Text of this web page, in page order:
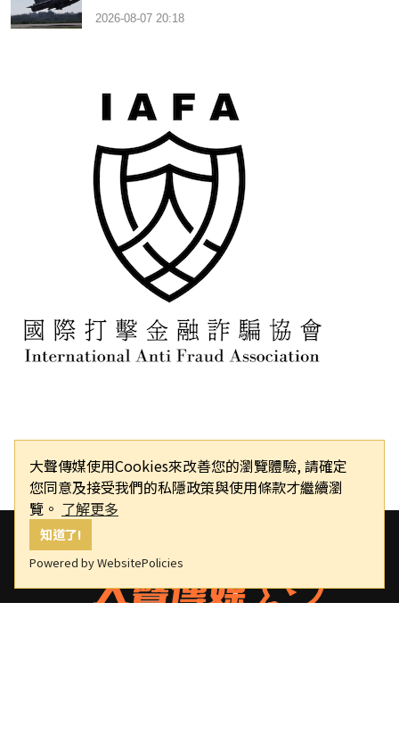
大聲傳媒使用Cookies來改善您的瀏覽體驗, 請確定
您同意及接受我們的私隱政策與使用條款才繼續瀏
覽。 了解更多
知道了!
Powered by WebsitePolicies
2026-08-07 20:18